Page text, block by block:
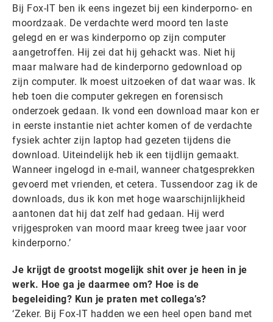
Bij Fox-IT ben ik eens ingezet bij een kinderporno- en
moordzaak. De verdachte werd moord ten laste
gelegd en er was kinderporno op zijn computer
aangetroffen. Hij zei dat hij gehackt was. Niet hij
maar malware had de kinderporno gedownload op
zijn computer. Ik moest uitzoeken of dat waar was. Ik
heb toen die computer gekregen en forensisch
onderzoek gedaan. Ik vond een download maar kon er
in eerste instantie niet achter komen of de verdachte
fysiek achter zijn laptop had gezeten tijdens die
download. Uiteindelijk heb ik een tijdlijn gemaakt.
Wanneer ingelogd in e-mail, wanneer chatgesprekken
gevoerd met vrienden, et cetera. Tussendoor zag ik de
downloads, dus ik kon met hoge waarschijnlijkheid
aantonen dat hij dat zelf had gedaan. Hij werd
vrijgesproken van moord maar kreeg twee jaar voor
kinderporno.’
Je krijgt de grootst mogelijk shit over je heen in je
werk. Hoe ga je daarmee om? Hoe is de
begeleiding? Kun je praten met collega’s?
‘Zeker. Bij Fox-IT hadden we een heel open band met